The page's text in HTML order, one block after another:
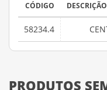
CÓDIGO
58234.4
PRODUTOS